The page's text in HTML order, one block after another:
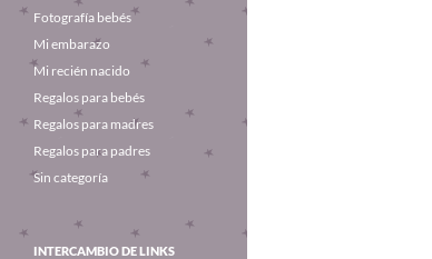
Fotografía bebés
Mi embarazo
Mi recién nacido
Regalos para bebés
Regalos para madres
Regalos para padres
Sin categoría
INTERCAMBIO DE LINKS